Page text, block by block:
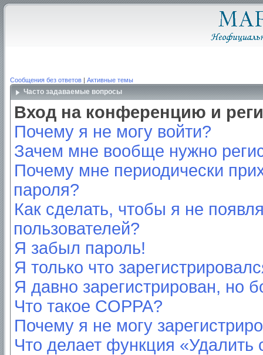
Сообщения без ответов | Активные темы
Часто задаваемые вопросы
Вход на конференцию и
Почему я не могу войти?
Зачем мне вообще нужно
Почему мне периодически
пароля?
Как сделать, чтобы я не
пользователей?
Я забыл пароль!
Я только что
Я давно зарегистрирован, но
Что такое COPPA?
Почему я не могу
Что делает функция